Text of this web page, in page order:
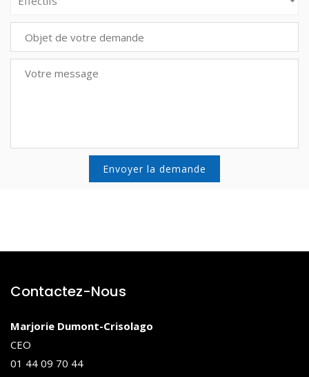
Contactez-Nous
Marjorie Dumont-Crisolago
CEO
01 44 09 70 44